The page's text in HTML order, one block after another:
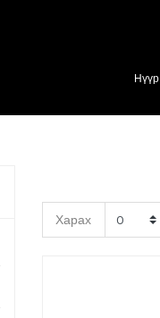
Нүүр
Харах